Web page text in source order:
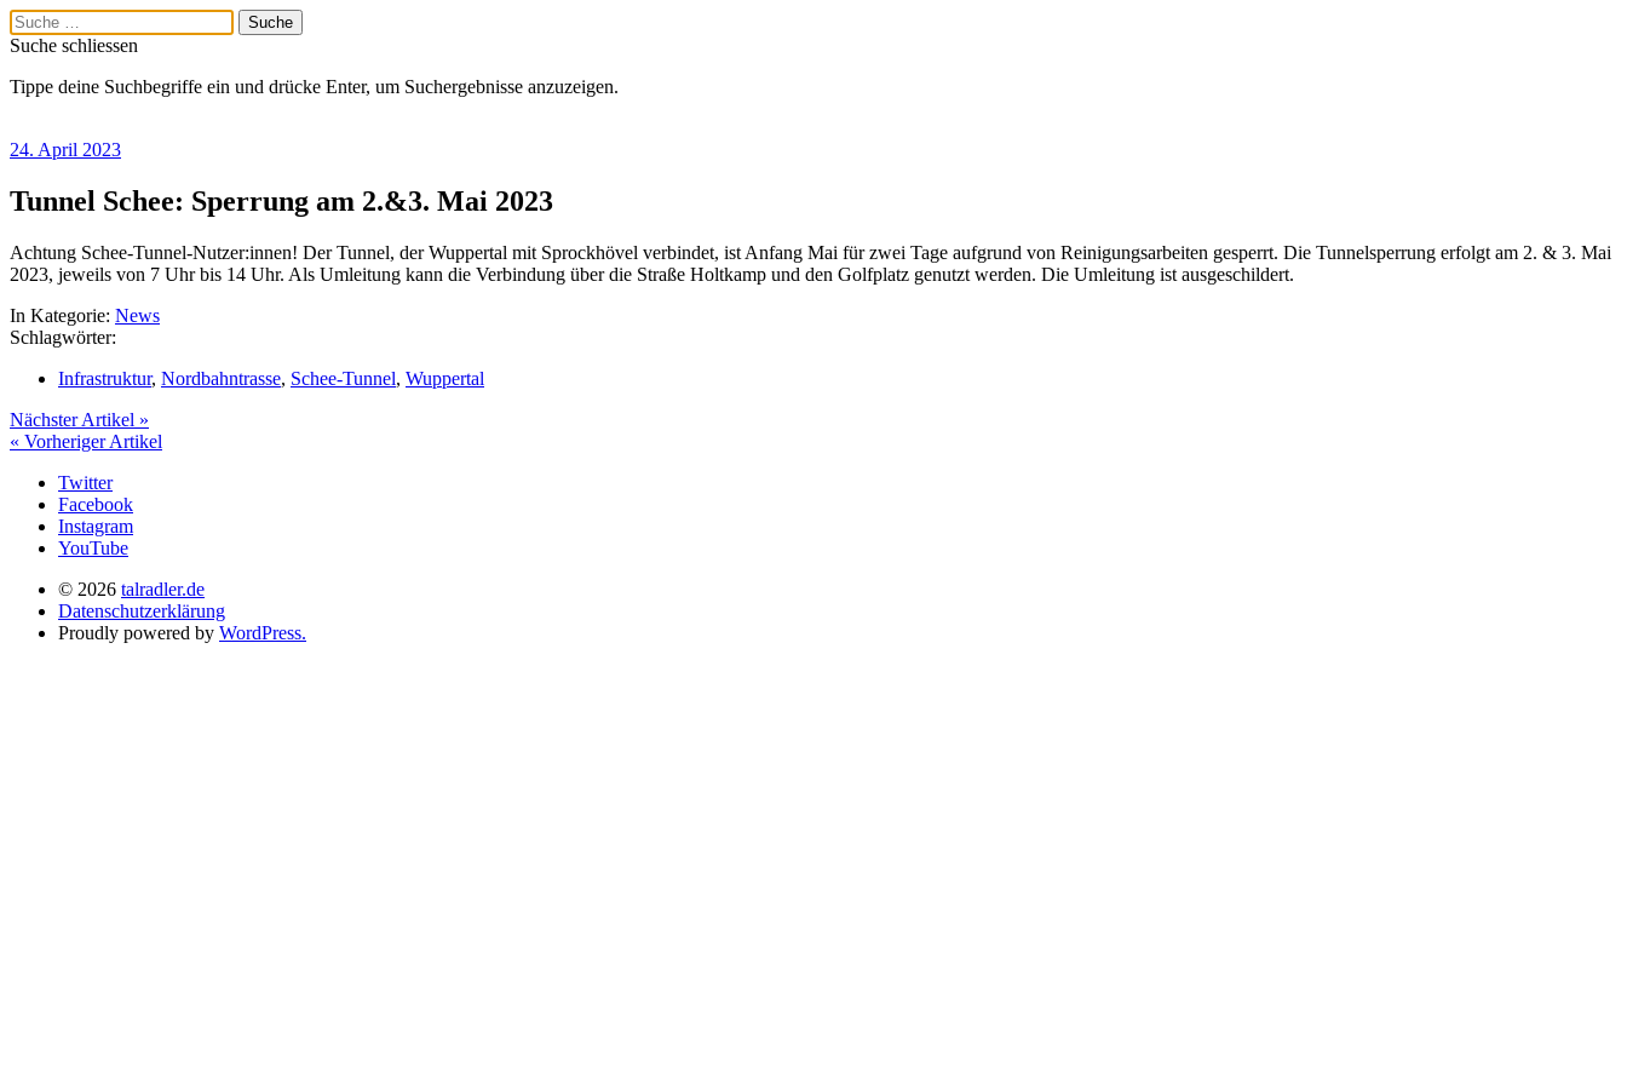
Suche schliessen
Tippe deine Suchbegriffe ein und drücke Enter, um Suchergebnisse anzuzeigen.
Startseite
Archiv
Externe Links
Facebook
Instagram
Von Rädern
(Podcast)
Mastodon
Twitter
Kontakt
Impressum
24. April 2023
Tunnel Schee: Sperrung am 2.&3. Mai 2023
Achtung Schee-Tunnel-Nutzer:innen! Der Tunnel, der Wuppertal mit Sprockhövel verbindet, ist Anfang Mai für zwei Tage aufgrund von Reinigungsarbeiten gesperrt. Die Tunnelsperrung erfolgt am 2. & 3. Mai
2023, jeweils von 7 Uhr bis 14 Uhr. Als Umleitung kann die Verbindung über die Straße Holtkamp und den Golfplatz genutzt werden. Die Umleitung ist ausgeschildert.
In Kategorie: News
Schlagwörter:
Infrastruktur, Nordbahntrasse, Schee-Tunnel, Wuppertal
Nächster Artikel »
« Vorheriger Artikel
Twitter
Facebook
Instagram
YouTube
© 2026 talradler.de
Datenschutzerklärung
Proudly powered by WordPress.